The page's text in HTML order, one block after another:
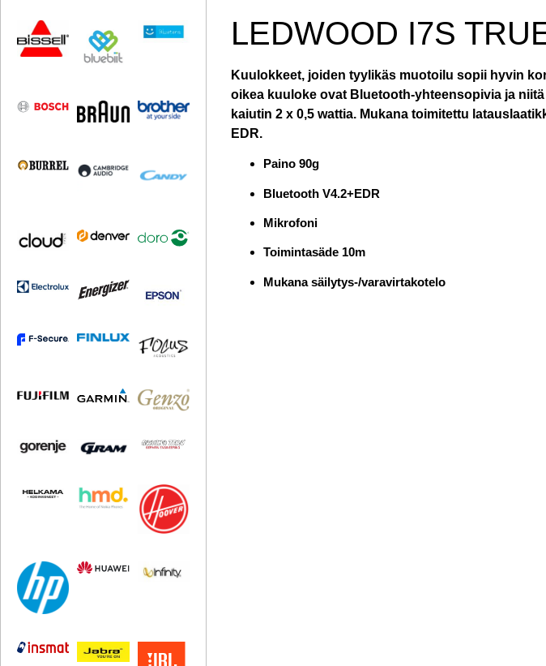
LEDWOOD I7S
Kuulokkeet, joiden tyylikäs muotoilu sopii hyvin
oikea kuuloke ovat Bluetooth-yhteensopivia ja
kaiutin 2 x 0,5 wattia. Mukana toimitettu
EDR.
Paino 90g
Bluetooth V4.2+EDR
Mikrofoni
Toimintasäde 10m
Mukana säilytys-/varavirtakotelo